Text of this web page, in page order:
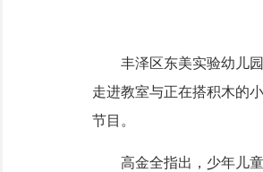
丰泽区东美实验幼儿园
走进教室与正在搭积木的
节目。
高金全指出，少年儿童